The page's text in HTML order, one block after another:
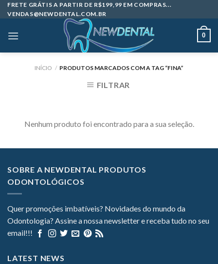
Skip
to
FRETE GRÁTIS A PARTIR DE R$199,99 EM COMPRAS...
VENDAS@NEWDENTAL.COM.BR
0
INÍCIO / PRODUTOS MARCADOS COM A TAG “FINA”
FILTRAR
Nenhum produto foi encontrado para a sua seleção.
SOBRE A NEWDENTAL PRODUTOS
ODONTOLÓGICOS
Quer promoções imbatíveis? Novidades do mundo da
Odontologia? Assine a nossa newsletter e receba tudo no seu
email!!!
LATEST NEWS